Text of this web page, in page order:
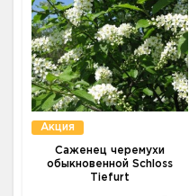
Акция
Саженец черемухи
обыкновенной Schloss
Tiefurt